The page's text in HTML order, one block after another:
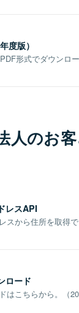
度版）
形式でダウンロ
人のお
レスAPI
スから住所を取得
ロード
はこちらから。（